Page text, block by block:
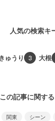
人気の検索キ
きゅうり 3 大根
この記事に関す
関東 シーン